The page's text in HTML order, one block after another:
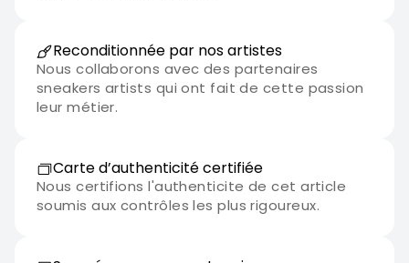
Reconditionnée par nos artistes
Nous collaborons avec des partenaires
sneakers artists qui ont fait de cette passion
leur métier.
Carte d’authenticité certifiée
Nous certifions l'authenticite de cet article
soumis aux contrôles les plus rigoureux.